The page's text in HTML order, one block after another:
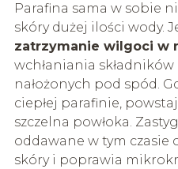
Parafina sama w sobie
skóry dużej ilości wody.
zatrzymanie wilgoci w
wchłaniania
nałożonych pod spód.
ciepłej parafinie,
szczelna powłoka.
oddawane w tym czasie
skóry i poprawia